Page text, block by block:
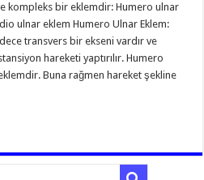
kompleks bir eklemdir: Humero ulnar
ulnar eklem Humero Ulnar Eklem:
transvers bir ekseni vardır ve
hareketi yaptırılır. Humero
Buna rağmen hareket şekline